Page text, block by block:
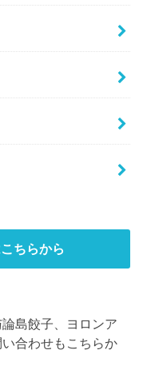
ちらから
島餃子、ヨロンア
合わせもこちらか